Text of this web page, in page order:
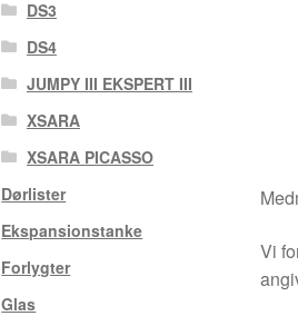
Vi
DS3
DS4
JUMPY III EKSPERT III
XSARA
XSARA PICASSO
Dørlister
Ekspansionstanke
Forlygter
Glas